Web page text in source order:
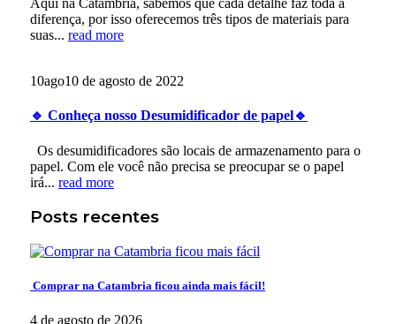
Aqui na Catambria, sabemos que cada detalhe faz toda a
diferença, por isso oferecemos três tipos de materiais para
suas... read more
10ago10 de agosto de 2022
🔹 Conheça nosso Desumidificador de papel🔹
Os desumidificadores são locais de armazenamento para o
papel. Com ele você não precisa se preocupar se o papel
irá... read more
Posts recentes
Comprar na Catambria ficou ainda mais fácil!
4 de agosto de 2026